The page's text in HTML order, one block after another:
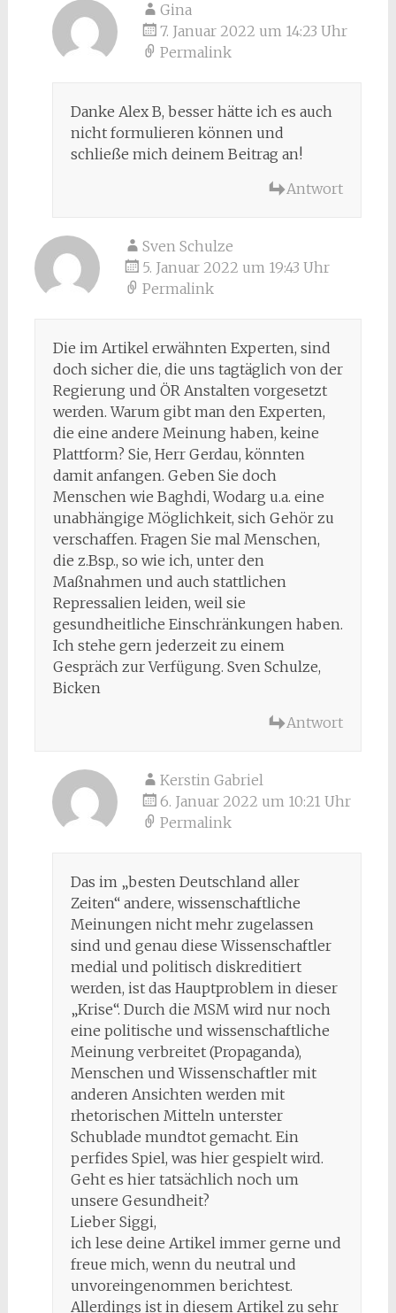
Gina
7. Januar 2022 um 14:23 Uhr
Permalink
Danke Alex B, besser hätte ich es auch
nicht formulieren können und
schließe mich deinem Beitrag an!
Antwort
Sven Schulze
5. Januar 2022 um 19:43 Uhr
Permalink
Die im Artikel erwähnten Experten, sind
doch sicher die, die uns tagtäglich von der
Regierung und ÖR Anstalten vorgesetzt
werden. Warum gibt man den Experten,
die eine andere Meinung haben, keine
Plattform? Sie, Herr Gerdau, könnten
damit anfangen. Geben Sie doch
Menschen wie Baghdi, Wodarg u.a. eine
unabhängige Möglichkeit, sich Gehör zu
verschaffen. Fragen Sie mal Menschen,
die z.Bsp., so wie ich, unter den
Maßnahmen und auch stattlichen
Repressalien leiden, weil sie
gesundheitliche Einschränkungen haben.
Ich stehe gern jederzeit zu einem
Gespräch zur Verfügung. Sven Schulze,
Bicken
Antwort
Kerstin Gabriel
6. Januar 2022 um 10:21 Uhr
Permalink
Das im „besten Deutschland aller
Zeiten“ andere, wissenschaftliche
Meinungen nicht mehr zugelassen
sind und genau diese Wissenschaftler
medial und politisch diskreditiert
werden, ist das Hauptproblem in dieser
„Krise“. Durch die MSM wird nur noch
eine politische und wissenschaftliche
Meinung verbreitet (Propaganda),
Menschen und Wissenschaftler mit
anderen Ansichten werden mit
rhetorischen Mitteln unterster
Schublade mundtot gemacht. Ein
perfides Spiel, was hier gespielt wird.
Geht es hier tatsächlich noch um
unsere Gesundheit?
Lieber Siggi,
ich lese deine Artikel immer gerne und
freue mich, wenn du neutral und
unvoreingenommen berichtest.
Allerdings ist in diesem Artikel zu sehr